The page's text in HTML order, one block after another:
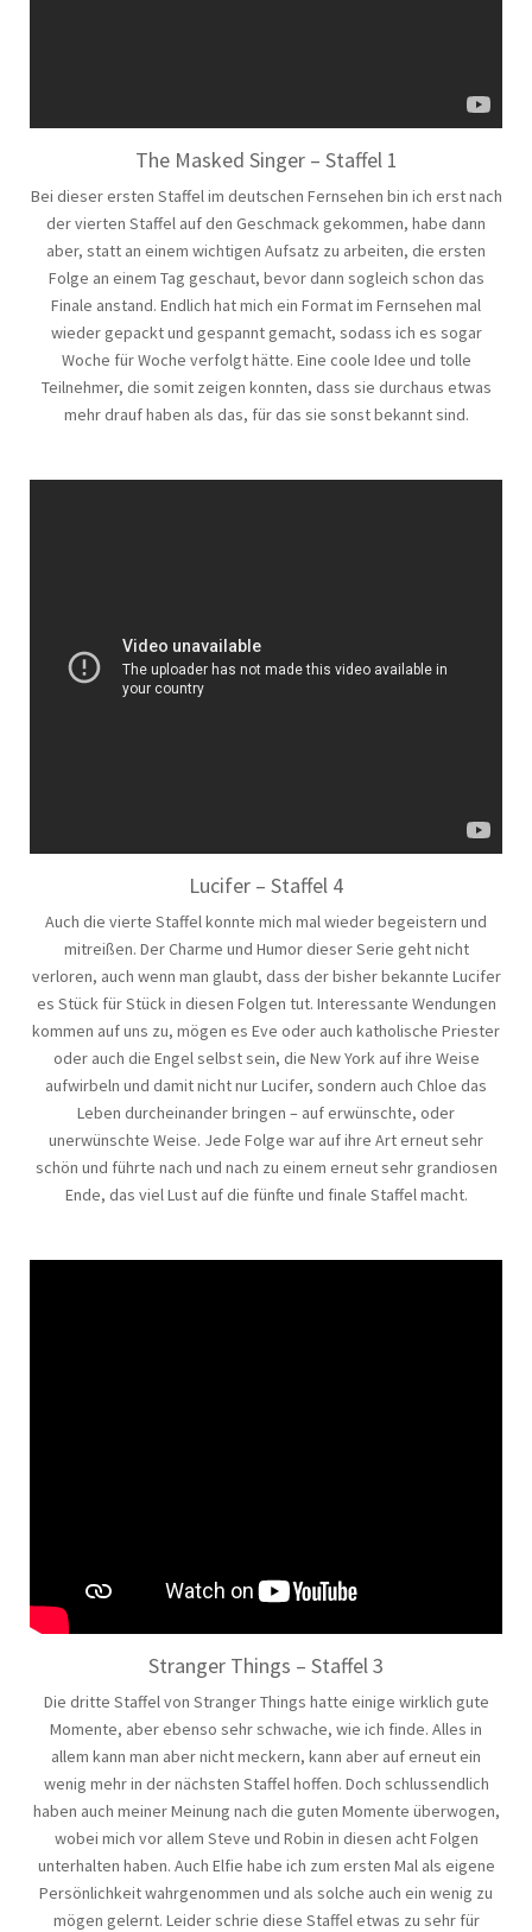
The Masked Singer – Staffel 1
Bei dieser ersten Staffel im deutschen Fernsehen bin ich erst nach
der vierten Staffel auf den Geschmack gekommen, habe dann
aber, statt an einem wichtigen Aufsatz zu arbeiten, die ersten
Folge an einem Tag geschaut, bevor dann sogleich schon das
Finale anstand. Endlich hat mich ein Format im Fernsehen mal
wieder gepackt und gespannt gemacht, sodass ich es sogar
Woche für Woche verfolgt hätte. Eine coole Idee und tolle
Teilnehmer, die somit zeigen konnten, dass sie durchaus etwas
mehr drauf haben als das, für das sie sonst bekannt sind.
Lucifer – Staffel 4
Auch die vierte Staffel konnte mich mal wieder begeistern und
mitreißen. Der Charme und Humor dieser Serie geht nicht
verloren, auch wenn man glaubt, dass der bisher bekannte Lucifer
es Stück für Stück in diesen Folgen tut. Interessante Wendungen
kommen auf uns zu, mögen es Eve oder auch katholische Priester
oder auch die Engel selbst sein, die New York auf ihre Weise
aufwirbeln und damit nicht nur Lucifer, sondern auch Chloe das
Leben durcheinander bringen – auf erwünschte, oder
unerwünschte Weise. Jede Folge war auf ihre Art erneut sehr
schön und führte nach und nach zu einem erneut sehr grandiosen
Ende, das viel Lust auf die fünfte und finale Staffel macht.
Stranger Things – Staffel 3
Die dritte Staffel von Stranger Things hatte einige wirklich gute
Momente, aber ebenso sehr schwache, wie ich finde. Alles in
allem kann man aber nicht meckern, kann aber auf erneut ein
wenig mehr in der nächsten Staffel hoffen. Doch schlussendlich
haben auch meiner Meinung nach die guten Momente überwogen,
wobei mich vor allem Steve und Robin in diesen acht Folgen
unterhalten haben. Auch Elfie habe ich zum ersten Mal als eigene
Persönlichkeit wahrgenommen und als solche auch ein wenig zu
mögen gelernt. Leider schrie diese Staffel etwas zu sehr für